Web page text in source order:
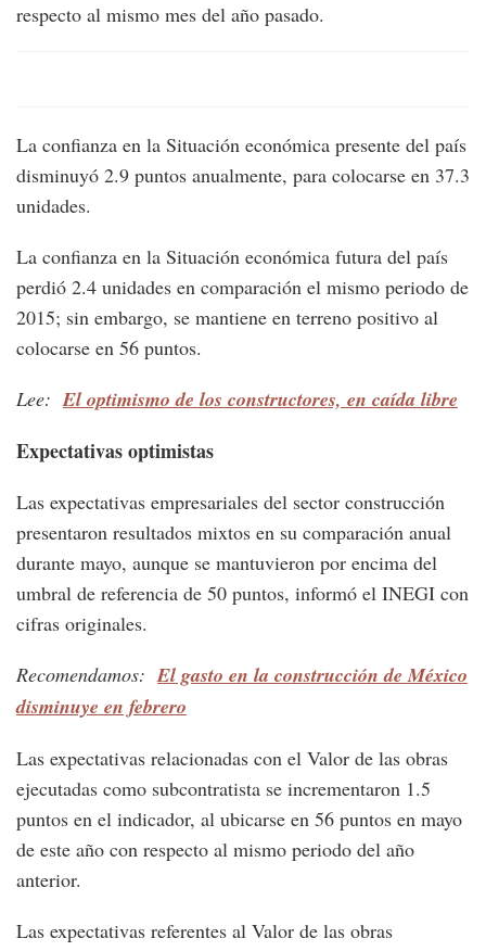
respecto al mismo mes del año pasado.
La confianza en la Situación económica presente del país
disminuyó 2.9 puntos anualmente, para colocarse en 37.3
unidades.
La confianza en la Situación económica futura del país
perdió 2.4 unidades en comparación el mismo periodo de
2015; sin embargo, se mantiene en terreno positivo al
colocarse en 56 puntos.
Lee: El optimismo de los constructores, en caída libre
Expectativas optimistas
Las expectativas empresariales del sector construcción
presentaron resultados mixtos en su comparación anual
durante mayo, aunque se mantuvieron por encima del
umbral de referencia de 50 puntos, informó el INEGI con
cifras originales.
Recomendamos: El gasto en la construcción de México
disminuye en febrero
Las expectativas relacionadas con el Valor de las obras
ejecutadas como subcontratista se incrementaron 1.5
puntos en el indicador, al ubicarse en 56 puntos en mayo
de este año con respecto al mismo periodo del año
anterior.
Las expectativas referentes al Valor de las obras